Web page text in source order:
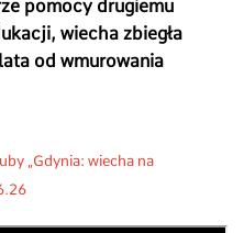
pomocy drugiemu
wiecha zbiegła
od wmurowania
„ Gdynia: wiecha na